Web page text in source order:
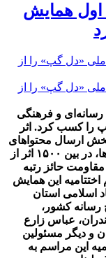
اول همایش
رسا‌نه‌ای و فرهنگی
را کسب کرد. اثر
ارسال محتواهای
۱۵ ثانیه‌ای به‌صورت دل گویه برای سردار دل‌ها، در بین ۱۵۰۰ اثر از
حائز رتبه
این همایش
اسلامی استان
رسانه کشور،
عباس زارع
و دیگر مسئولین
این مراسم به